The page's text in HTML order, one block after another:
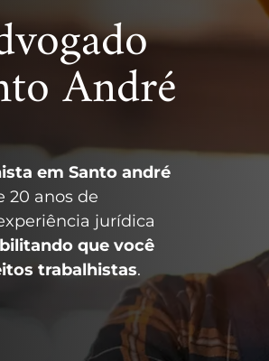
André
em Santo andré
20 anos de
jurídica
que você
trabalhistas.